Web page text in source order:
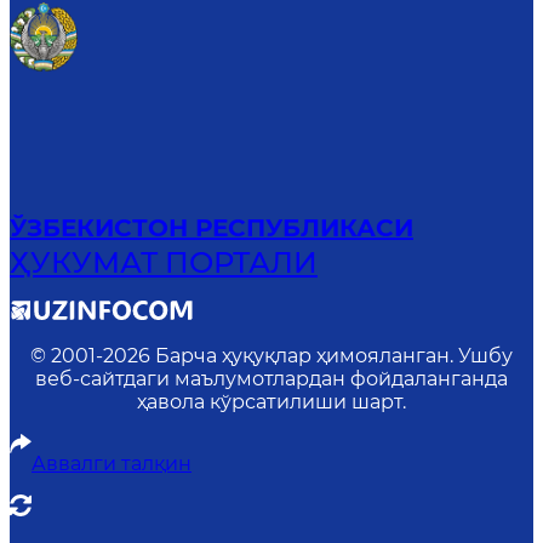
ЎЗБЕКИСТОН РЕСПУБЛИКАСИ
ҲУКУМАТ ПОРТАЛИ
© 2001-2026 Барча ҳуқуқлар ҳимояланган. Ушбу
веб-сайтдаги маълумотлардан фойдаланганда
ҳавола кўрсатилиши шарт.
Аввалги талқин